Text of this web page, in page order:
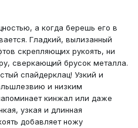
а когда берешь его в
Гладкий, вылизанный
скрепляющих рукоять, ни
сверкающий брусок металла.
спайдерклац! Узкий и
и низким
кинжал или даже
узкая и длинная
добавляет ножу